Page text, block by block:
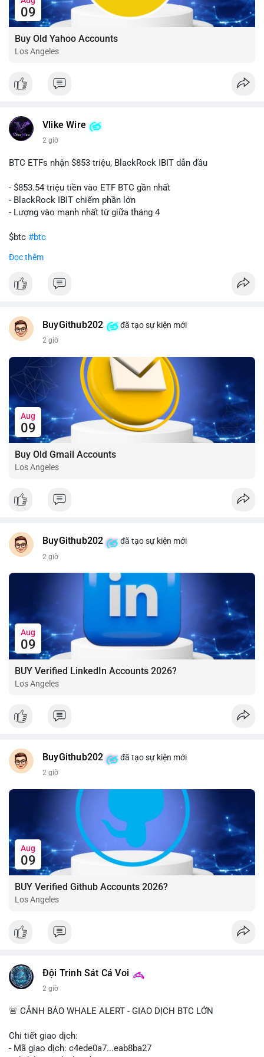
09
Buy Old Yahoo Accounts
Los Angeles
Vlike Wire
2 giờ
BTC ETFs nhận $853 triệu, BlackRock IBIT dẫn đầu
- $853.54 triệu tiền vào ETF BTC gần nhất
- BlackRock IBIT chiếm phần lớn
- Lượng vào mạnh nhất từ giữa tháng 4
$btc #btc
#vlikevn
📰 Nguồn: CoinDesk
Đọc thêm
BuyGithub202 đã tạo sự kiện mới
2 giờ
Aug
09
Buy Old Gmail Accounts
Los Angeles
BuyGithub202 đã tạo sự kiện mới
2 giờ
Aug
09
BUY Verified LinkedIn Accounts 2026?
Los Angeles
BuyGithub202 đã tạo sự kiện mới
2 giờ
Aug
09
BUY Verified Github Accounts 2026?
Los Angeles
Đội Trinh Sát Cá Voi
2 giờ
🚨 CẢNH BÁO WHALE ALERT - GIAO DỊCH BTC LỚN
Chi tiết giao dịch:
- Mã giao dịch: c4ede0a7...eab8ba27